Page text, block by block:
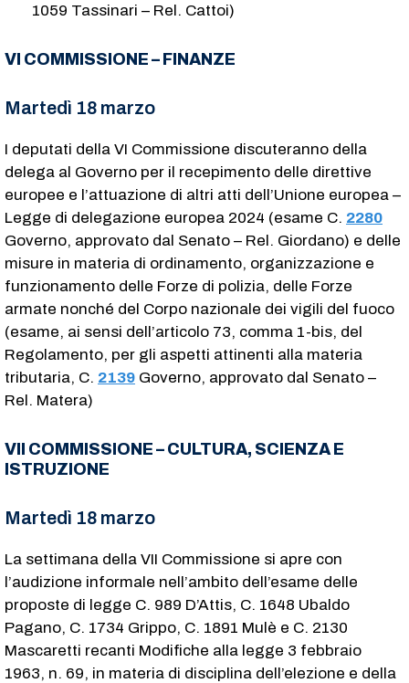
1059​ Tassinari – Rel. Cattoi)
VI COMMISSIONE – FINANZE
Martedì 18 marzo
I deputati della VI Commissione discuteranno della
delega al Governo per il recepimento delle direttive
europee e l’attuazione di altri atti dell’Unione europea –
Legge di delegazione europea 2024 (esame C. 2280
Governo, approvato dal Senato – Rel. Giordano) e delle
misure in materia di ordinamento, organizzazione e
funzionamento delle Forze di polizia, delle Forze
armate nonché del Corpo nazionale dei vigili del fuoco
(esame, ai sensi dell’articolo 73, comma 1-bis, del
Regolamento, per gli aspetti attinenti alla materia
tributaria, C. 2139 ​ Governo, approvato dal Senato –
Rel. Matera)
VII COMMISSIONE – CULTURA, SCIENZA E
ISTRUZIONE
Martedì 18 marzo
La settimana della VII Commissione si apre con
l’audizione informale nell’ambito dell’esame delle
proposte di legge C. 989​ D’Attis, C. 1648​ Ubaldo
Pagano, C. 1734​ Grippo, C. 1891​ Mulè e C. 2130​
Mascaretti recanti Modifiche alla legge 3 febbraio
1963, n. 69, in materia di disciplina dell’elezione e della